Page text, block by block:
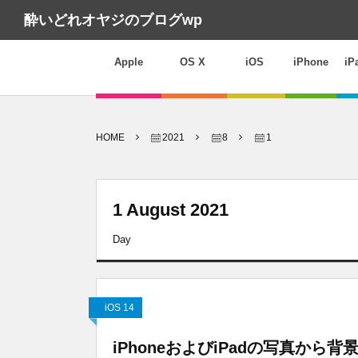
酔いどれオヤジのブログwp
Apple OS X iOS iPhone
HOME 2021 8 1
1 August 2021
Day
iOS 14
iPhoneおよびiPadの写真から背